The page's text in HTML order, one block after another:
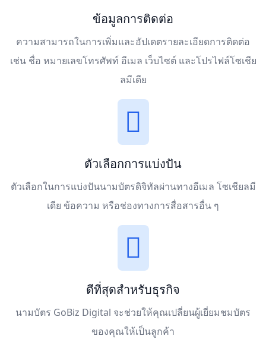
ข้อมูลการติดต่อ
ความสามารถในการเพิ่มและอัปเดตรายละเอียดการติดต่อ
เช่น ชื่อ หมายเลขโทรศัพท์ อีเมล เว็บไซต์ และโปรไฟล์โซเชีย
ลมีเดีย
ตัวเลือกการแบ่งปัน
ตัวเลือกในการแบ่งปันนามบัตรดิจิทัลผ่านทางอีเมล โซเชียลมี
เดีย ข้อความ หรือช่องทางการสื่อสารอื่น ๆ
ดีที่สุดสำหรับธุรกิจ
นามบัตร GoBiz Digital จะช่วยให้คุณเปลี่ยนผู้เยี่ยมชมบัตร
ของคุณให้เป็นลูกค้า